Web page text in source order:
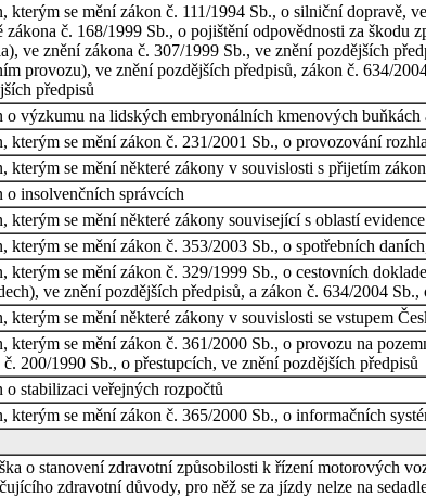
kterým se mění zákon č. 111/1994 Sb., o silniční dopravě,
zákona č. 168/1999 Sb., o pojištění odpovědnosti za škodu
ve znění zákona č. 307/1999 Sb., ve znění pozdějších
provozu), ve znění pozdějších předpisů, zákon č. 634/
předpisů
o výzkumu na lidských embryonálních kmenových
kterým se mění zákon č. 231/2001 Sb., o provozování
kterým se mění některé zákony v souvislosti s přijetím
o insolvenčních správcích
kterým se mění některé zákony související s oblastí
kterým se mění zákon č. 353/2003 Sb., o spotřebních
kterým se mění zákon č. 329/1999 Sb., o cestovních
ve znění pozdějších předpisů, a zákon č. 634/2004
kterým se mění některé zákony v souvislosti se vstupem
kterým se mění zákon č. 361/2000 Sb., o provozu na
č. 200/1990 Sb., o přestupcích, ve znění pozdějších předpisů
o stabilizaci veřejných rozpočtů
kterým se mění zákon č. 365/2000 Sb., o informačních
o stanovení zdravotní způsobilosti k řízení motorových
zdravotní důvody, pro něž se za jízdy nelze na